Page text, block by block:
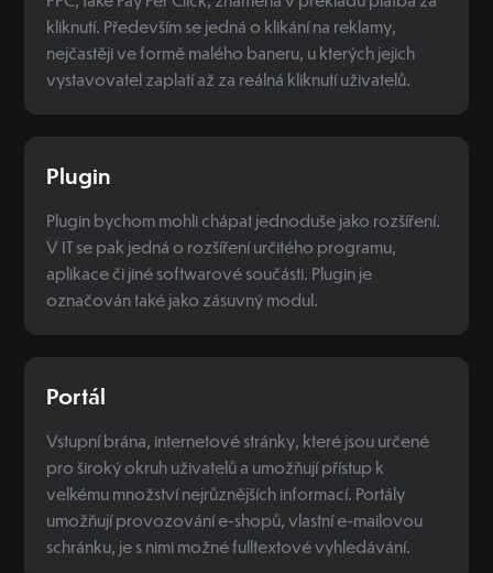
kliknutí. Především se jedná o klikání na reklamy,
nejčastěji ve formě malého baneru, u kterých jejich
vystavovatel zaplatí až za reálná kliknutí uživatelů.
Plugin
Plugin bychom mohli chápat jednoduše jako rozšíření.
V IT se pak jedná o rozšíření určitého programu,
aplikace či jiné softwarové součásti. Plugin je
označován také jako zásuvný modul.
Portál
Vstupní brána, internetové stránky, které jsou určené
pro široký okruh uživatelů a umožňují přístup k
velkému množství nejrůznějších informací. Portály
umožňují provozování e-shopů, vlastní e-mailovou
schránku, je s nimi možné fulltextové vyhledávání.